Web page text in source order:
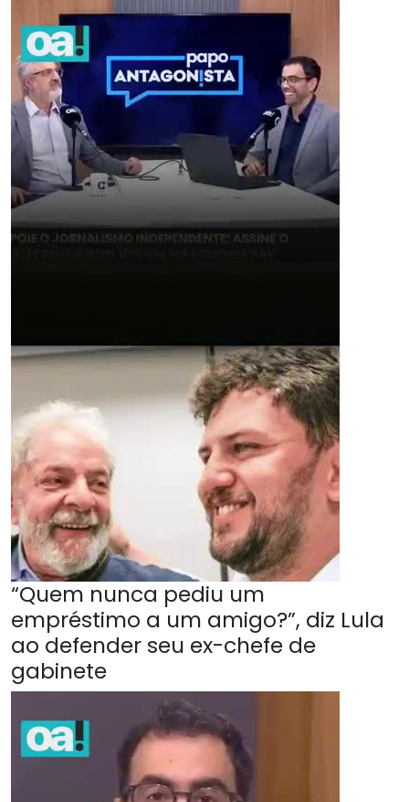
“Quem nunca pediu um
empréstimo a um amigo?”, diz Lula
ao defender seu ex-chefe de
gabinete